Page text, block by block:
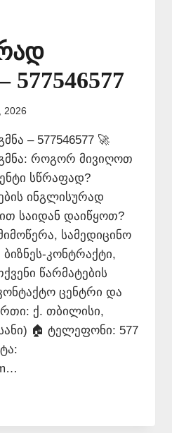
577546577
2026
– 577546577 🚀
როგორ მივიღოთ
სწრაფად?
ინგლისურად
საიდან დაიწყოთ?
სამედიცინო
კონტრაქტი,
წარმატების
ცენტრი და
ქ. თბილისი,
🏠 ტელეფონი: 577